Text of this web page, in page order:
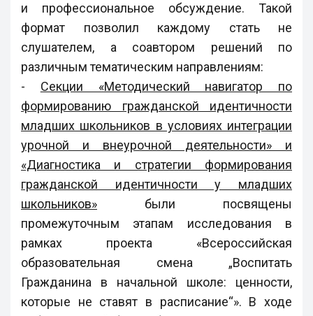
и профессиональное обсуждение. Такой
формат позволил каждому стать не
слушателем, а соавтором решений по
различным тематическим направлениям:
- Секции «Методический навигатор по
формированию гражданской идентичности
младших школьников в условиях интеграции
урочной и внеурочной деятельности» и
«Диагностика и стратегии формирования
гражданской идентичности у младших
школьников» были посвящены
промежуточным этапам исследования в
рамках проекта «Всероссийская
образовательная смена „Воспитать
Гражданина в начальной школе: ценности,
которые не ставят в расписание“». В ходе